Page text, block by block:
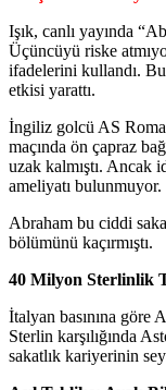
Işık, canlı yayında
Üçüncüyü riske
ifadelerini kullandı.
etkisi yarattı.
İngiliz golcü AS
maçında ön çapraz
uzak kalmıştı. Ancak
ameliyatı bulunmuyor.
Abraham bu ciddi
bölümünü kaçırmıştı.
40 Milyon Sterlinlik
İtalyan basınına göre
Sterlin karşılığında
sakatlık kariyerinin